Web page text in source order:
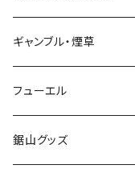
国道700～799号線
ROUTE600～699号線
ROUTE700～799号線
ROUTE 600～699号線
ROUTE 700～799号線
ROUTE 600～699号線
ROUTE 700～799号線
ステッカー
福島県
茨城県
栃木県
LIVE配信禁止
撮影禁止
ギャンブル・煙草
ホテルキーホルダー
たばこ・禁煙ステッカー
フューエル
ステッカー
鋸山グッズ